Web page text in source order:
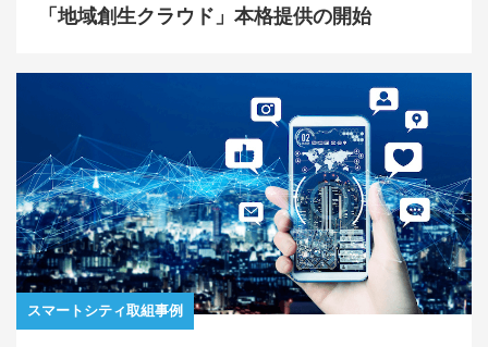
「地域創生クラウド」本格提供の開始
スマートシティ取組事例